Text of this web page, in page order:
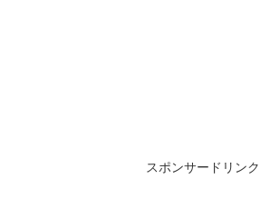
スポンサードリンク